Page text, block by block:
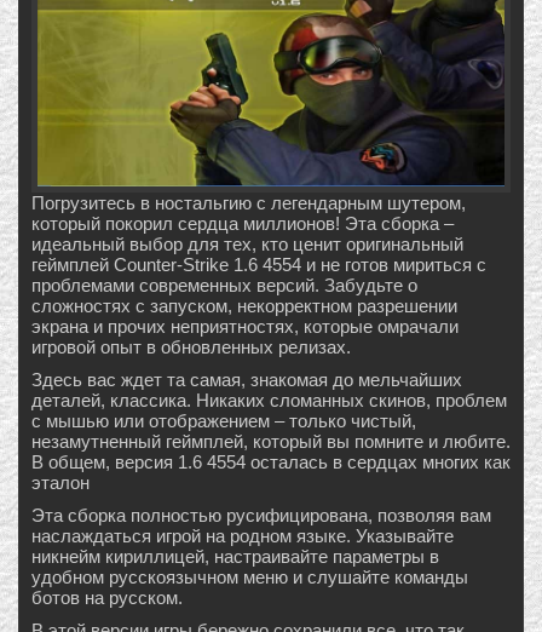
Погрузитесь в ностальгию с легендарным шутером,
который покорил сердца миллионов! Эта сборка –
идеальный выбор для тех, кто ценит оригинальный
геймплей Counter-Strike 1.6 4554 и не готов мириться с
проблемами современных версий. Забудьте о
сложностях с запуском, некорректном разрешении
экрана и прочих неприятностях, которые омрачали
игровой опыт в обновленных релизах.
Здесь вас ждет та самая, знакомая до мельчайших
деталей, классика. Никаких сломанных скинов, проблем
с мышью или отображением – только чистый,
незамутненный геймплей, который вы помните и любите.
В общем, версия 1.6 4554 осталась в сердцах многих как
эталон
Эта сборка полностью русифицирована, позволяя вам
наслаждаться игрой на родном языке. Указывайте
никнейм кириллицей, настраивайте параметры в
удобном русскоязычном меню и слушайте команды
ботов на русском.